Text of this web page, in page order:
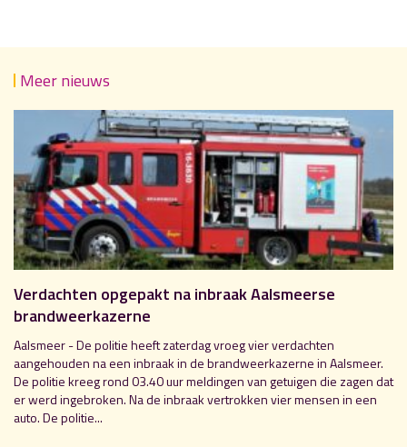
Meer nieuws
Verdachten opgepakt na inbraak Aalsmeerse
brandweerkazerne
Aalsmeer - De politie heeft zaterdag vroeg vier verdachten
aangehouden na een inbraak in de brandweerkazerne in Aalsmeer.
De politie kreeg rond 03.40 uur meldingen van getuigen die zagen dat
er werd ingebroken. Na de inbraak vertrokken vier mensen in een
auto. De politie...